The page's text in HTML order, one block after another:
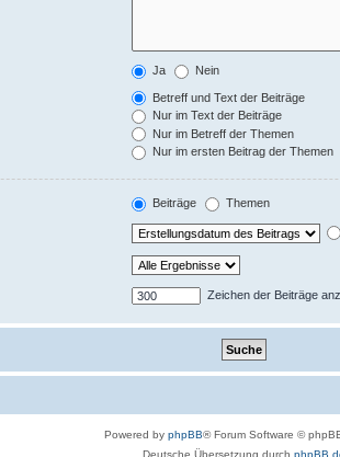
Ja Nein
Betreff und Text der Beiträge
Nur im Text der Beiträge
Nur im Betreff der Themen
Nur im ersten Beitrag der Themen
Beiträge Themen
Zeichen der Beiträge
Powered by phpBB® Forum Software ©
Deutsche Übersetzung durch